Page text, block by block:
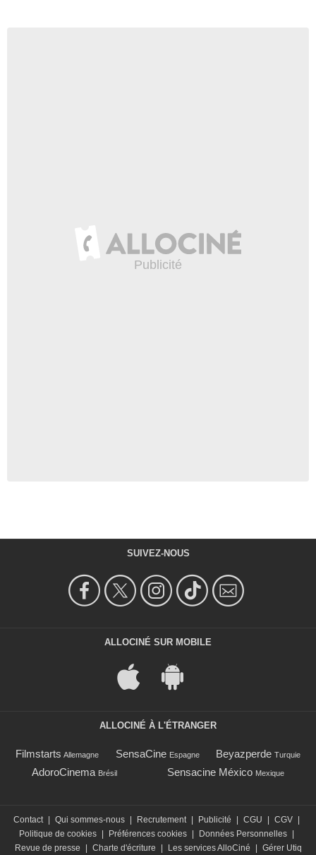
SUIVEZ-NOUS
ALLOCINÉ SUR MOBILE
ALLOCINÉ À L'ÉTRANGER
Filmstarts Allemagne SensaCine Espagne Beyazperde Turquie
AdoroCinema Brésil Sensacine México Mexique
Contact Qui sommes-nous Recrutement Publicité CGU CGV
Politique de cookies
Préférences cookies Données Personnelles
Revue de presse
Charte d'écriture Les services AlloCiné Gérer Utiq